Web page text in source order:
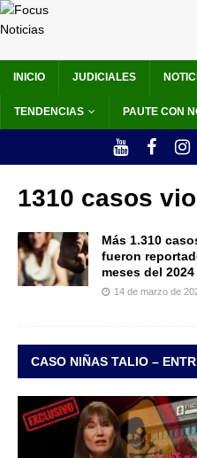
INICIO JUDICIALES
TENDENCIAS PAUTE CON
1310 casos
Más 1.310
fueron
meses del 2024
14 de marzo de
CASO NIÑAS TALIO –